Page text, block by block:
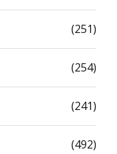
(251)
(254)
(241)
(492)